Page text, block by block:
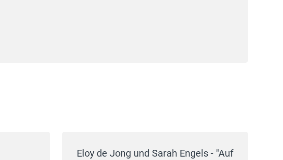
Eloy de Jong und Sarah Engels - "Auf